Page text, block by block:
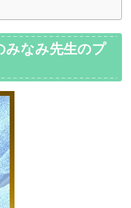
みなみ先生のプ